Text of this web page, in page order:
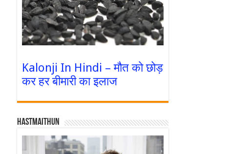
Kalonji In Hindi – मौत को छोड़
कर हर बीमारी का इलाज
Hastmaithun